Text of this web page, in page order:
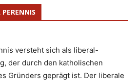
versteht sich als liberal-
der durch den katholischen
Gründers geprägt ist. Der liberale